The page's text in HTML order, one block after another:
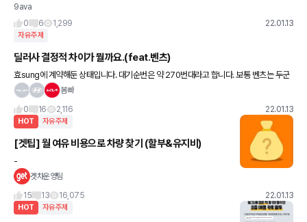
000이면 현금90 받아서 직접 업장 찾아서 블박썬팅 or 카마가 계약된 업장에서 90상당
에 블박썬팅 위 둘중
9ava
0
6 1,299 22.01.13
자유주제
딜러사 결정적 차이가 뭘까요.(feat.벤츠)
효sung에 계약해둔 상태입니다. 대기순번은 약 270번대라고 합니다. 보통 벤츠는 두군
데만 알고있었는데 꽤 많은 딜러사가 있었고 겟차에서 연락온 곳들도 다른 곳들에서 골고
봄빠
0
16 2,116 22.01.13
HOT 자유주제
[겟팁] 월 여유 비용으로 차량 찾기 (할부&유지비)
-
겟차운영팀
15
13 16,075 22.01.13
HOT 자유주제